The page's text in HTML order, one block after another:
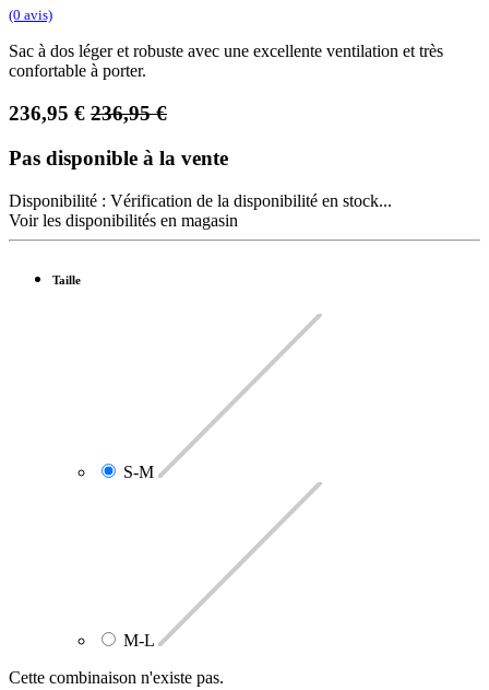
(0 avis)
Sac à dos léger et robuste avec une excellente ventilation et très
confortable à porter.
236,95 € 236,95€
Pas disponible à la vente
Disponibilité : Vérification de la disponibilité en stock...
Voir les disponibilités en magasin
Taille
S-M
M-L
Cette combinaison n'existe pas.